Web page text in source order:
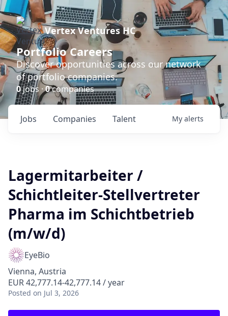
Vertex Ventures HC
Portfolio Careers
Discover opportunities across our network
of portfolio companies.
0jobs ·0companies
Jobs Companies Talent My alerts
Lagermitarbeiter /
Schichtleiter-Stellvertreter
Pharma im Schichtbetrieb
(m/w/d)
EyeBio
Vienna, Austria
EUR 42,777.14-42,777.14 / year
Posted on Jul 3, 2026